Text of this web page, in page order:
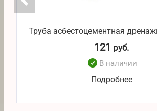
Труба асбестоцементная
121 руб.
В наличии
Подробнее